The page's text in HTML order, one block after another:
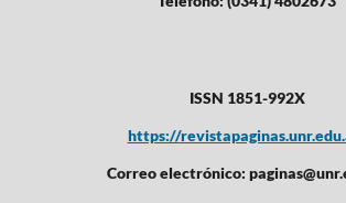
ISSN 1851-992X
https://
Correo electrónico: